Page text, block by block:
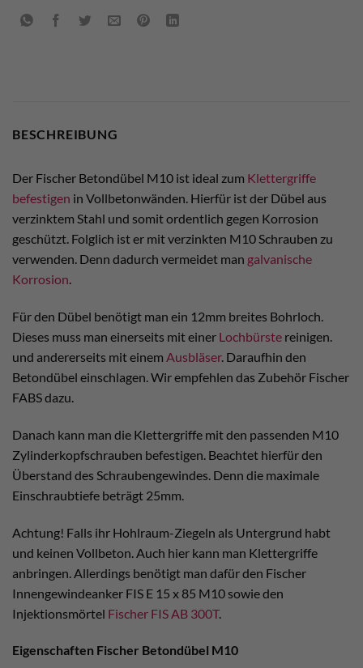
BESCHREIBUNG
Der Fischer Betondübel M10 ist ideal zum Klettergriffe
befestigen in Vollbetonwänden. Hierfür ist der Dübel aus
verzinktem Stahl und somit ordentlich gegen Korrosion
geschützt. Folglich ist er mit verzinkten M10 Schrauben zu
verwenden. Denn dadurch vermeidet man galvanische
Korrosion.
Für den Dübel benötigt man ein 12mm breites Bohrloch.
Dieses muss man einerseits mit einer Lochbürste reinigen.
und andererseits mit einem Ausbläser. Daraufhin den
Betondübel einschlagen. Wir empfehlen das Zubehör Fischer
FABS dazu.
Danach kann man die Klettergriffe mit den passenden M10
Zylinderkopfschrauben befestigen. Beachtet hierfür den
Überstand des Schraubengewindes. Denn die maximale
Einschraubtiefe beträgt 25mm.
Achtung! Falls ihr Hohlraum-Ziegeln als Untergrund habt
und keinen Vollbeton. Auch hier kann man Klettergriffe
anbringen. Allerdings benötigt man dafür den Fischer
Innengewindeanker FIS E 15 x 85 M10 sowie den
Injektionsmörtel Fischer FIS AB 300T.
Eigenschaften Fischer Betondübel M10